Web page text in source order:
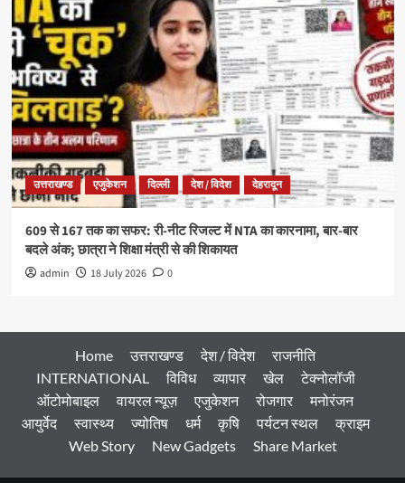
उत्तराखण्ड एजुकेशन दिल्ली देश / विदेश देहरादून
609 से 167 तक का सफर: री-नीट रिजल्ट में NTA का कारनामा, बार-बार
बदले अंक; छात्रा ने शिक्षा मंत्री से की शिकायत
admin 18 July 2026 0
Home उत्तराखण्ड देश / विदेश
राजनीति
INTERNATIONAL
विविध व्यापार खेल
टेक्नोलॉजी
ऑटोमोबाइल
वायरल न्यूज़ एजुकेशन रोजगार
मनोरंजन
आयुर्वेद
स्वास्थ्य ज्योतिष धर्म कृषि पर्यटन स्थल
क्राइम
Web Story
New Gadgets Share Market